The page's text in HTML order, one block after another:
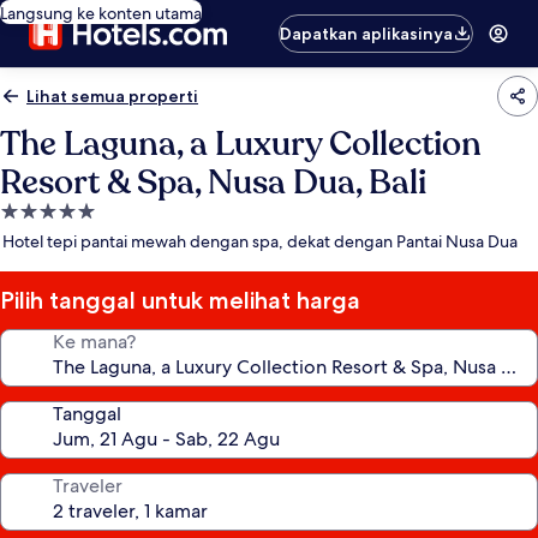
Langsung ke konten utama
Dapatkan aplikasinya
Lihat semua properti
The Laguna, a Luxury Collection
Resort & Spa, Nusa Dua, Bali
Properti
bintang
Hotel tepi pantai mewah dengan spa, dekat dengan Pantai Nusa Dua
Pilih tanggal untuk melihat harga
Ke mana?
Tanggal
Traveler